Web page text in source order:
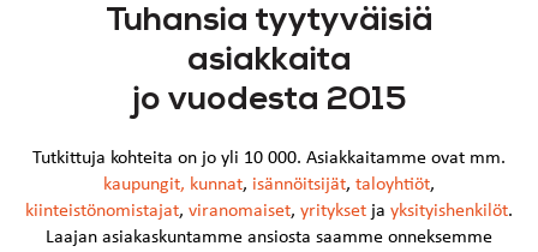
Tuhansia tyytyväisiä
asiakkaita
jo vuodesta 2015
Tutkittuja kohteita on jo yli 10 000. Asiakkaitamme ovat mm.
kaupungit, kunnat, isännöitsijät, taloyhtiöt,
kiinteistönomistajat, viranomaiset, yritykset ja yksityishenkilöt.
Laajan asiakaskuntamme ansiosta saamme onneksemme